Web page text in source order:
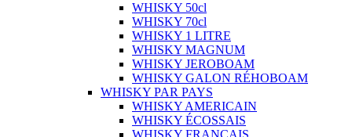
WHISKY 50cl
WHISKY 70cl
WHISKY 1 LITRE
WHISKY MAGNUM
WHISKY JEROBOAM
WHISKY GALON RÉHOBOAM
WHISKY PAR PAYS
WHISKY AMERICAIN
WHISKY ÉCOSSAIS
WHISKY FRANCAIS